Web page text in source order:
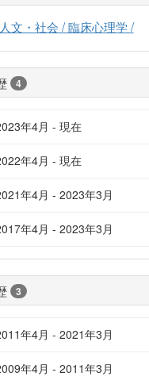
文・社会 / 臨床心理学 /
4
年4月 - 現在
年4月 - 現在
年4月 - 2023年3月
年4月 - 2023年3月
3
年4月 - 2021年3月
年4月 - 2011年3月